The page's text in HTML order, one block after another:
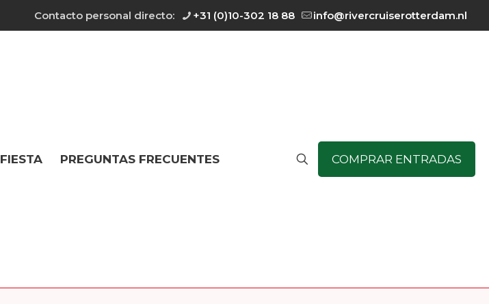
Contacto personal directo: +31 (0)10-302 18 88 info@rivercruiserotterdam.nl
FIESTA PREGUNTAS FRECUENTES COMPRAR ENTRADAS